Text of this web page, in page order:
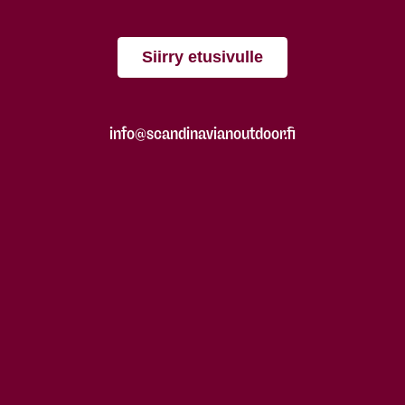
Siirry etusivulle
info@scandinavianoutdoor.fi